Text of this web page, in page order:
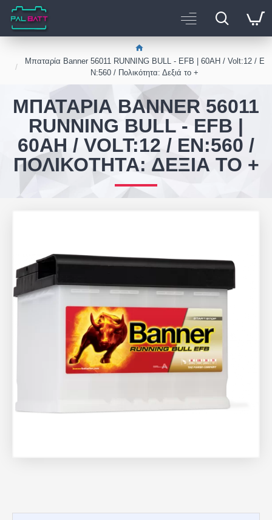
Μπαταρία Banner 56011 RUNNING BULL - EFB | 60AH / Volt:12 / E
N:560 / Πολικότητα: Δεξιά το +
ΜΠΑΤΑΡΊΑ BANNER 56011
RUNNING BULL - EFB |
60AH / VOLT:12 / EN:560 /
ΠΟΛΙΚΌΤΗΤΑ: ΔΕΞΙΆ ΤΟ +